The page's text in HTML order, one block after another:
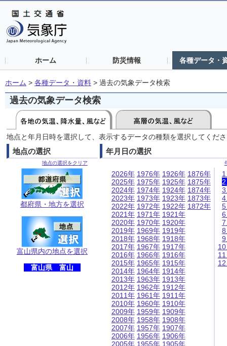
ホーム 防災情報 各種データ・
ホーム > 各種データ・資料 > 過去の気象データ検索
過去の気象データ検索
地点と年月日時を選択して、表示するデータの種類を選択してくだ
地点の選択
地点の選択をクリア
都府県・地方を選択
富山県内の地点を選択
富山県 富山
年月日の選択
2026年
2025年
2024年
2023年
2022年
2021年
2020年
2019年
2018年
2017年
2016年
2015年
2014年
2013年
2012年
2011年
2010年
2009年
2008年
2007年
2006年
2005年
1976年
1975年
1974年
1973年
1972年
1971年
1970年
1969年
1968年
1967年
1966年
1965年
1964年
1963年
1962年
1961年
1960年
1959年
1958年
1957年
1956年
1955年
1926年
1925年
1924年
1923年
1922年
1921年
1920年
1919年
1918年
1917年
1916年
1915年
1914年
1913年
1912年
1911年
1910年
1909年
1908年
1907年
1906年
1905年
1876年
1875年
1874年
1873年
1872年